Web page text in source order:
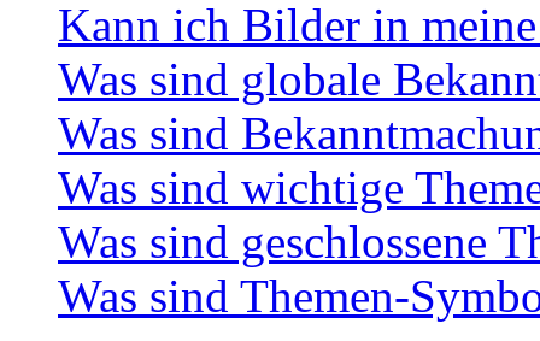
Kann ich Bilder in
Was sind globale
Was sind
Was sind wichtige
Was sind geschlossene
Was sind Themen-